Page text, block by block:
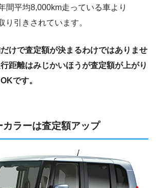
間平均8,000km走っている車より
り引きされています。
けで査定額が決まるわけではありませ
距離はみじかいほうが査定額が上がり
です。
カラーは査定額アップ